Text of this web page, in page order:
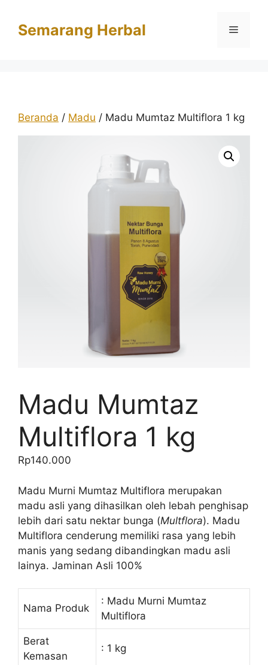
Semarang Herbal Menu
Beranda / Madu / Madu Mumtaz Multiflora 1 kg
Madu Mumtaz
Multiflora 1 kg
Rp140.000
Madu Murni Mumtaz Multiflora merupakan
madu asli yang dihasilkan oleh lebah penghisap
lebih dari satu nektar bunga (Multflora). Madu
Multiflora cenderung memiliki rasa yang lebih
manis yang sedang dibandingkan madu asli
lainya. Jaminan Asli 100%
Nama Produk
: Madu Murni Mumtaz
Multiflora
Berat
Kemasan
: 1 kg